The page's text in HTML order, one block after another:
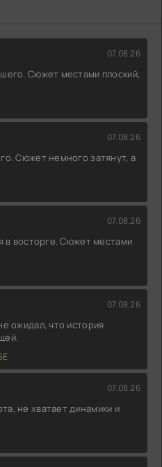
07.08.26
Сюжет местами плоский,
07.08.26
Сюжет немного затянут, а
07.08.26
в восторге. Сюжет местами
07.08.26
ожидал, что история
07.08.26
не хватает динамики и